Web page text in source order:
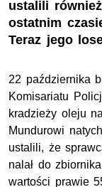
ustalili
ostatnim
Teraz jego
22 października
Komisariatu
kradzieży oleju
Mundurowi
ustalili, że
nalał do
wartości prawie